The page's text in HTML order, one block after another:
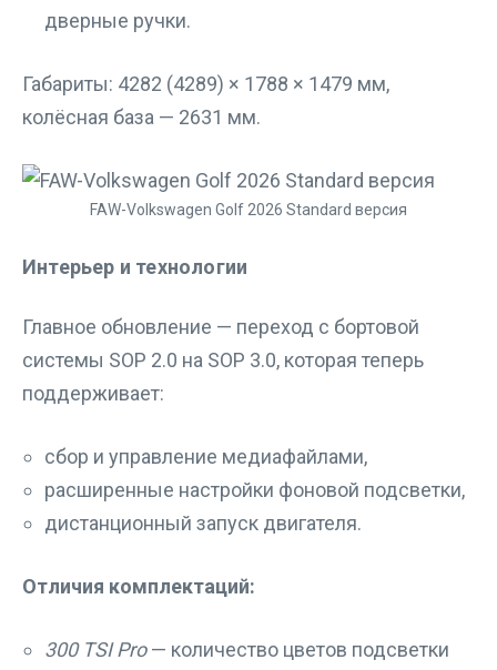
дверные ручки.
Габариты: 4282 (4289) × 1788 × 1479 мм,
колёсная база — 2631 мм.
FAW-Volkswagen Golf 2026 Standard версия
Интерьер и технологии
Главное обновление — переход с бортовой
системы SOP 2.0 на SOP 3.0, которая теперь
поддерживает:
сбор и управление медиафайлами,
расширенные настройки фоновой подсветки,
дистанционный запуск двигателя.
Отличия комплектаций:
300 TSI Pro— количество цветов подсветки